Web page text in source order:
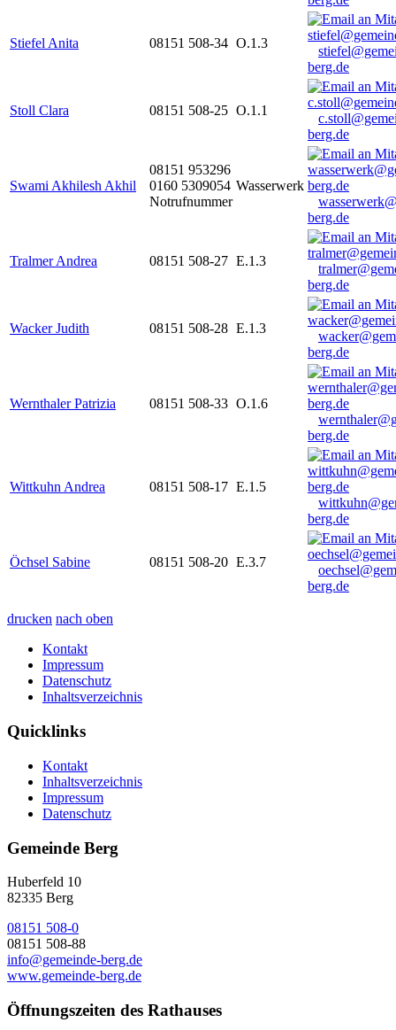
Stiefel Anita 08151 508-34 O.1.3
berg.de
Stoll Clara 08151 508-25 O.1.1
berg.de
Swami Akhilesh Akhil
08151 953296
0160 5309054
Notrufnummer
Wasserwerk
berg.de
Tralmer Andrea 08151 508-27 E.1.3
berg.de
Wacker Judith 08151 508-28 E.1.3
berg.de
Wernthaler Patrizia 08151 508-33 O.1.6
berg.de
Wittkuhn Andrea 08151 508-17 E.1.5
berg.de
Öchsel Sabine 08151 508-20 E.3.7
berg.de
drucken nach oben
Kontakt
Impressum
Datenschutz
Inhaltsverzeichnis
Quicklinks
Kontakt
Inhaltsverzeichnis
Impressum
Datenschutz
Gemeinde Berg
Huberfeld 10
82335 Berg
08151 508-0
08151 508-88
info@gemeinde-berg.de
www.gemeinde-berg.de
Öffnungszeiten des Rathauses